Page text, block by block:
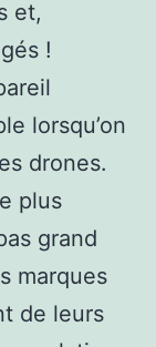
et,
!
lorsqu’on
drones.
plus
grand
marques
de leurs